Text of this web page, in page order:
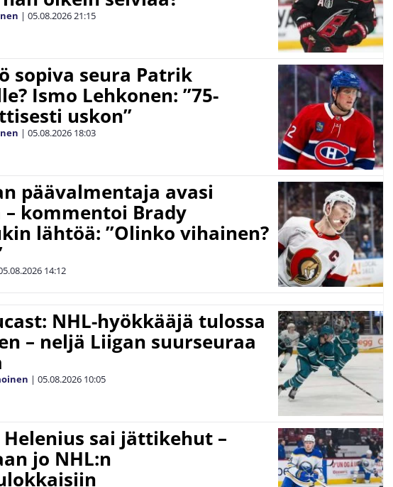
| 05.08.202621:15
sopiva seura Patrik
Ismo Lehkonen: ”75-
uskon”
| 05.08.2026 18:03
päävalmentaja avasi
– kommentoi Brady
lähtöä: ”Olinko vihainen?
14:12
NHL-hyökkääjä tulossa
– neljä Liigan suurseuraa
| 05.08.2026 10:05
Helenius sai jättikehut –
jo NHL:n